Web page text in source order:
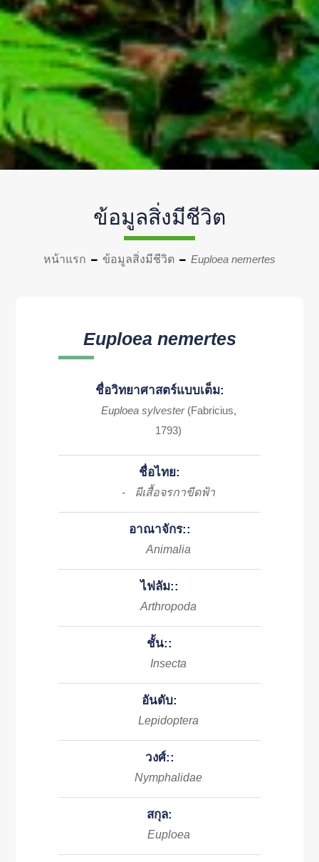
ข้อมูลสิ่งมีชีวิต
หน้าแรก ข้อมูลสิ่งมีชีวิต Euploea nemertes
Euploea nemertes
ชื่อวิทยาศาสตร์แบบเต็ม:
Euploea sylvester (Fabricius,
1793)
ชื่อไทย:
- ผีเสื้อจรกาขีดฟ้า
อาณาจักร::
Animalia
ไฟลัม::
Arthropoda
ชั้น::
Insecta
อันดับ:
Lepidoptera
วงศ์::
Nymphalidae
สกุล:
Euploea